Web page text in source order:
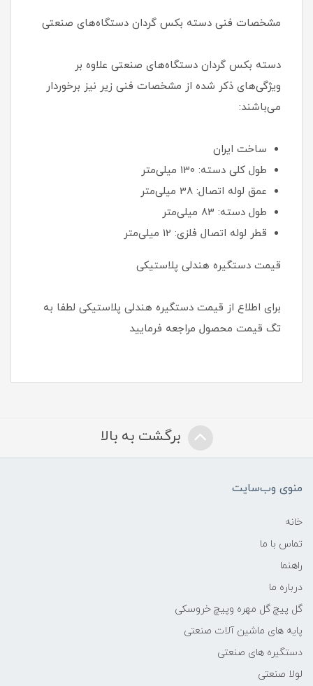
مشخصات فنی دسته بکس گردان دستگاه‌های صنعتی
دسته بکس گردان دستگاه‌های صنعتی علاوه بر
ویژگی‌های ذکر شده از مشخصات فنی زیر نیز برخوردار
می‌باشند:
ساخت ایران
طول کلی دسته: 130 میلی‌متر
عمق لوله اتصال: 38 میلی‌متر
طول دسته: 83 میلی‌متر
قطر لوله اتصال فلزی: 12 میلی‌متر
قیمت دستگیره هندلی پلاستیکی
برای اطلاع از قیمت دستگیره هندلی پلاستیکی لطفا به
تگ قیمت محصول مراجعه فرمایید
برگشت به بالا
منوی وب‌سایت
خانه
تماس با ما
راهنما
درباره ما
گل پیچ گل مهره وپیچ خروسکی
پایه های ماشین آلات صنعتی
دستگیره های صنعتی
لولا صنعتی